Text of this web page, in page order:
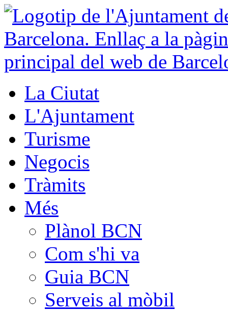
La Ciutat
L'Ajuntament
Turisme
Negocis
Tràmits
Més
Plànol BCN
Com s'hi va
Guia BCN
Serveis al mòbil